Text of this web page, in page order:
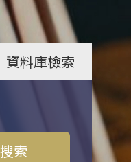
資料庫檢索
搜索